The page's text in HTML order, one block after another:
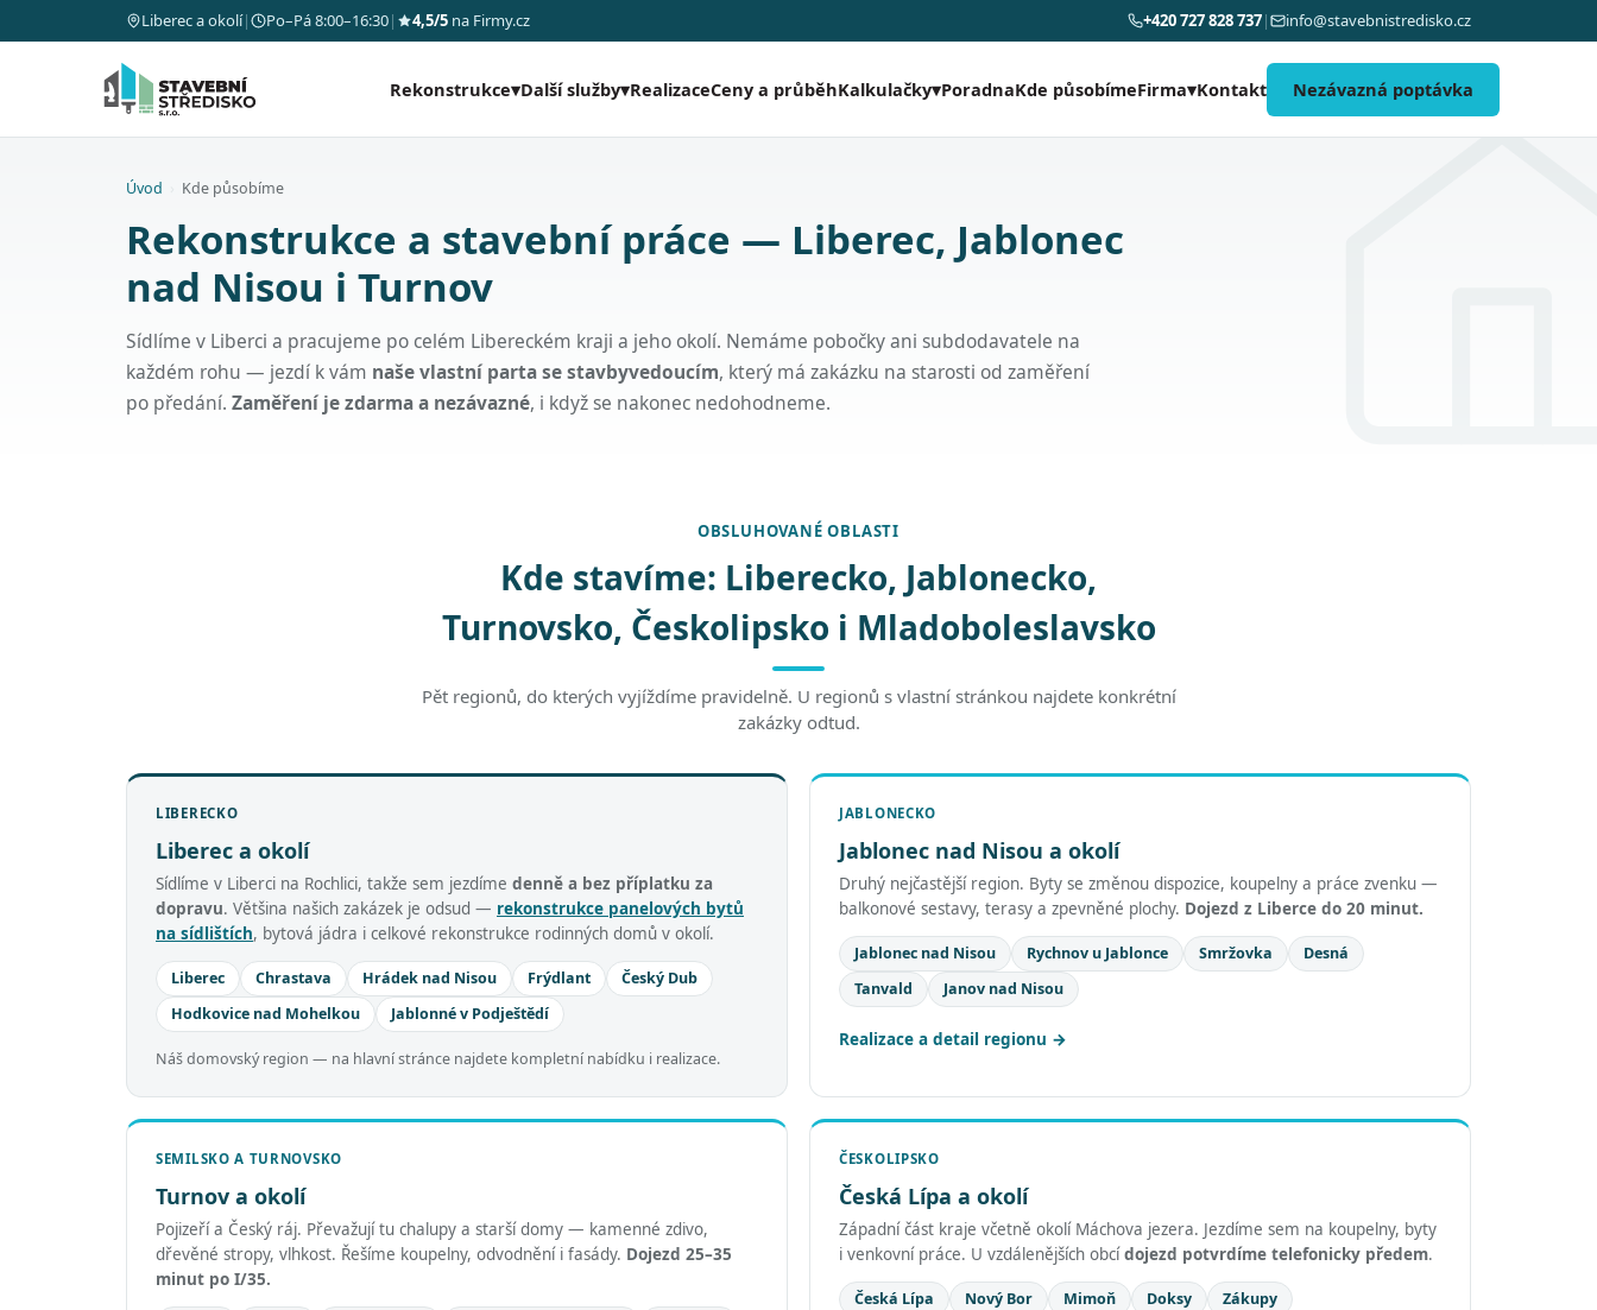
Liberec a okolí| Po–Pá 8:00–16:30| 4,5/5 na Firmy.cz +420 727 828 737| info@stavebnistredisko.cz
Rekonstrukce▾Další služby▾RealizaceCeny a průběhKalkulačky▾PoradnaKde působímeFirma▾Kontakt Nezávazná poptávka
Úvod Kde působíme
Rekonstrukce a stavební práce — Liberec, Jablonec
nad Nisou i Turnov
Sídlíme v Liberci a pracujeme po celém Libereckém kraji a jeho okolí. Nemáme pobočky ani subdodavatele na
každém rohu — jezdí k vám naše vlastní parta se stavbyvedoucím, který má zakázku na starosti od zaměření
po předání. Zaměření je zdarma a nezávazné, i když se nakonec nedohodneme.
OBSLUHOVANÉ OBLASTI
Kde stavíme: Liberecko, Jablonecko,
Turnovsko, Českolipsko i Mladoboleslavsko
Pět regionů, do kterých vyjíždíme pravidelně. U regionů s vlastní stránkou najdete konkrétní
zakázky odtud.
LIBERECKO
Liberec a okolí
Sídlíme v Liberci na Rochlici, takže sem jezdíme denně a bez příplatku za
dopravu. Většina našich zakázek je odsud — rekonstrukce panelových bytů
na sídlištích, bytová jádra i celkové rekonstrukce rodinných domů v okolí.
Liberec Chrastava Hrádek nad Nisou Frýdlant
Český Dub
Hodkovice nad Mohelkou
Jablonné v Podještědí
Náš domovský region — na hlavní stránce najdete kompletní nabídku i realizace.
JABLONECKO
Jablonec nad Nisou a okolí
Druhý nejčastější region. Byty se změnou dispozice, koupelny a práce zvenku —
balkonové sestavy, terasy a zpevněné plochy. Dojezd z Liberce do 20 minut.
Jablonec nad Nisou Rychnov u Jablonce Smržovka
Desná
Tanvald
Janov nad Nisou
Realizace a detail regionu
SEMILSKO A TURNOVSKO
Turnov a okolí
Pojizeří a Český ráj. Převažují tu chalupy a starší domy — kamenné zdivo,
dřevěné stropy, vlhkost. Řešíme koupelny, odvodnění i fasády. Dojezd 25–35
minut po I/35.
ČESKOLIPSKO
Česká Lípa a okolí
Západní část kraje včetně okolí Máchova jezera. Jezdíme sem na koupelny, byty
i venkovní práce. U vzdálenějších obcídojezd potvrdíme telefonicky předem.
Česká Lípa Nový Bor Mimoň Doksy
Zákupy